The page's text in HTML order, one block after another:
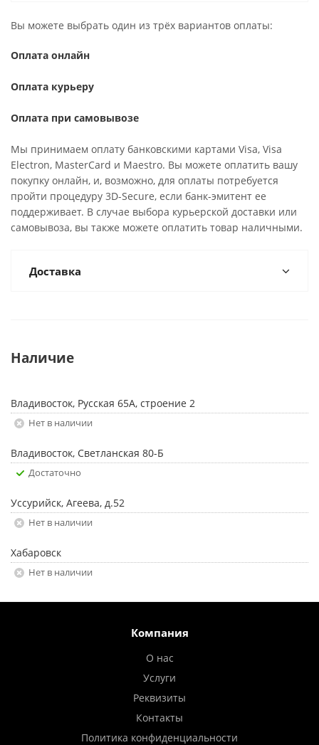
Вы можете выбрать один из трёх вариантов оплаты:
Оплата онлайн
Оплата курьеру
Оплата при самовывозе
Мы принимаем оплату банковскими картами Visa, Visa
Electron, MasterCard и Maestro. Вы можете оплатить вашу
покупку онлайн, и, возможно, для оплаты потребуется
пройти процедуру 3D-Secure, если банк-эмитент ее
поддерживает. В случае выбора курьерской доставки или
самовывоза, вы также можете оплатить товар наличными.
Доставка
Наличие
Владивосток, Русская 65А, строение 2
Нет в наличии
Владивосток, Светланская 80-Б
Достаточно
Уссурийск, Агеева, д.52
Нет в наличии
Хабаровск
Нет в наличии
Компания
О нас
Услуги
Реквизиты
Контакты
Политика конфиденциальности